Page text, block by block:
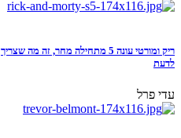
ריק ומורטי עונה 5 מתחילה מחר, זה מה שצריך
לדעת
עדי פרל